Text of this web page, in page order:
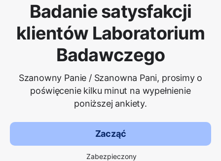
Badanie satysfakcji
klientów Laboratorium
Badawczego
Szanowny Panie / Szanowna Pani, prosimy o
poświęcenie kilku minut na wypełnienie
poniższej ankiety.
Zacząć
Zabezpieczony